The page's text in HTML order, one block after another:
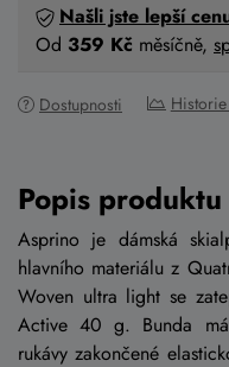
Našli jste lepší
Od 359 Kč měsíčně,
Dostupnosti
Popis produktu
Asprino je dámská
hlavního materiálu z
Woven ultra light se
Active 40 g. Bunda má
rukávy zakončené